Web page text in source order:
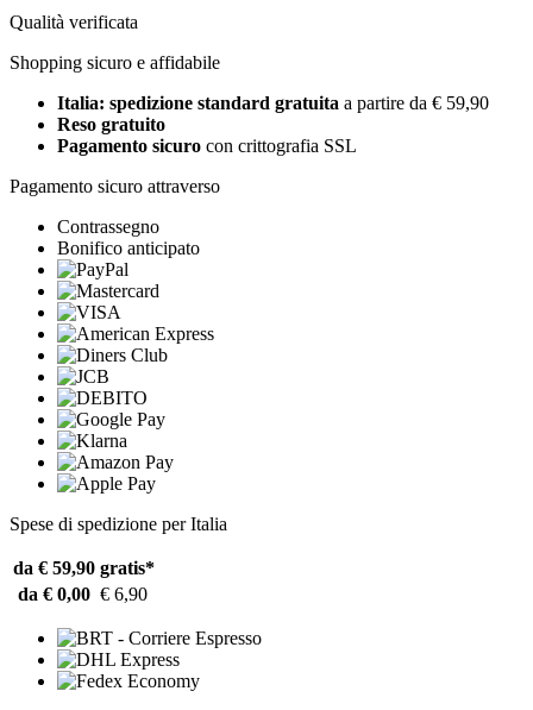
Qualità verificata
Shopping sicuro e affidabile
Italia: spedizione standard gratuita a partire da € 59,90
Reso gratuito
Pagamento sicuro con crittografia SSL
Pagamento sicuro attraverso
Contrassegno
Bonifico anticipato
Spese di spedizione per Italia
da € 59,90 gratis*
da € 0,00 € 6,90